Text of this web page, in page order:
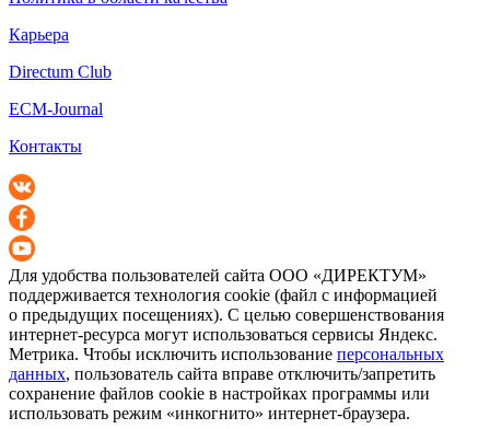
Карьера
Directum Club
ECM-Journal
Контакты
Для удобства пользователей сайта ООО «ДИРЕКТУМ»
поддерживается технология cookie (файл с информацией
о предыдущих посещениях). С целью совершенствования
интернет-ресурса могут использоваться сервисы Яндекс.
Метрика. Чтобы исключить использование персональных
данных, пользователь сайта вправе отключить/запретить
сохранение файлов cookie в настройках программы или
использовать режим «инкогнито» интернет-браузера.